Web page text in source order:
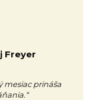
Freyer
mesiac prináša